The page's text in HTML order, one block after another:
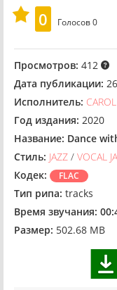
0
Голосов0
Просмотров: 412
Дата публикации:
Исполнитель:
Год издания: 2020
Название: Dance
Стиль: JAZZ / VOCAL
Кодек:
FLAC
Тип рипа: tracks
Время звучания:
Размер: 502.68 MB